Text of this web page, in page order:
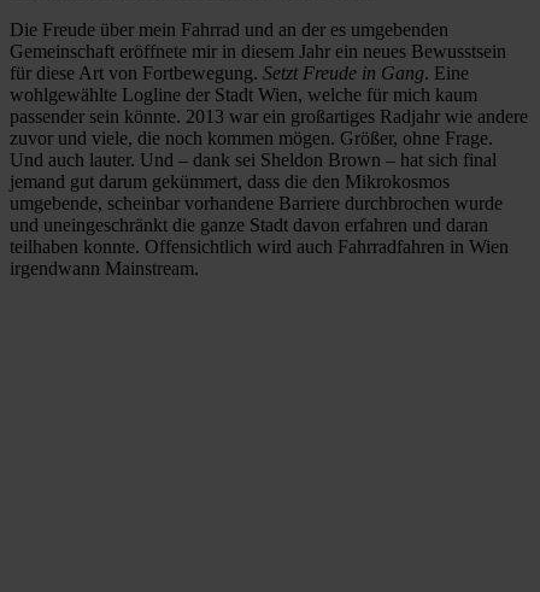
Die Freude über mein Fahrrad und an der es umgebenden
Gemeinschaft eröffnete mir in diesem Jahr ein neues Bewusstsein
für diese Art von Fortbewegung. Setzt Freude in Gang. Eine
wohlgewählte Logline der Stadt Wien, welche für mich kaum
passender sein könnte. 2013 war ein großartiges Radjahr wie andere
zuvor und viele, die noch kommen mögen. Größer, ohne Frage.
Und auch lauter. Und – dank sei Sheldon Brown – hat sich final
jemand gut darum gekümmert, dass die den Mikrokosmos
umgebende, scheinbar vorhandene Barriere durchbrochen wurde
und uneingeschränkt die ganze Stadt davon erfahren und daran
teilhaben konnte. Offensichtlich wird auch Fahrradfahren in Wien
irgendwann Mainstream.